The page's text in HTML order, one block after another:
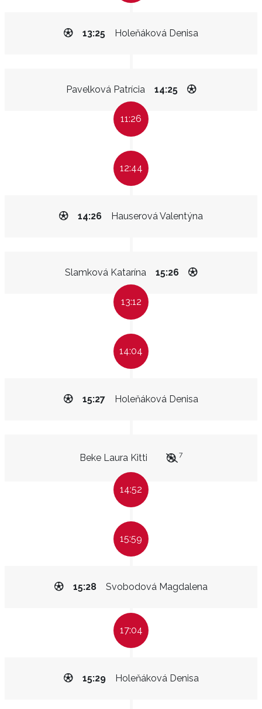
Holeňáková Denisa
13:25
Pavelková Patrícia 14:25
11:26
12:44
Hauserová Valentýna
14:26
Slamková Katarína 15:26
13:12
14:04
Holeňáková Denisa
15:27
Beke Laura Kitti 7
14:52
15:59
Svobodová Magdalena
15:28
17:04
Holeňáková Denisa
15:29